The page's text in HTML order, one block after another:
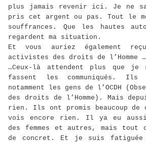
plus jamais revenir ici. Je ne
pris cet argent ou pas. Tout le
souffrances. Que les hautes
regardent ma situation.
Et vous auriez également
activistes des droits de l’Homme …
…Ceux-là attendent plus que je
fassent les communiqués.
notamment les gens de l’OCDH
des droits de l’Homme). Mais
rien. Ils ont promis beaucoup de
vois encore rien. Il ya eu
des femmes et autres, mais tout
de concret. Et je suis